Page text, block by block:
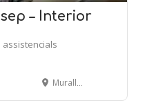
– Interior
assistencials
Muralla de Sant Llorenç, 15 - MATARÓ